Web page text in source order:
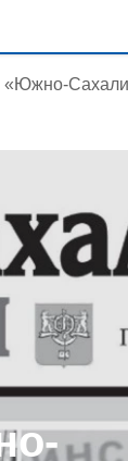
«Южно-